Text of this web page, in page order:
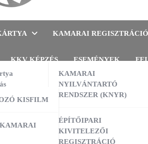
KAMARAI REGISZTRÁCIÓ
KAMARAI
NYILVÁNTARTÓ
RENDSZER (KNYR)
ÉPÍTŐIPARI
KIVITELEZŐI
REGISZTRÁCIÓ
KISFILM
KKV KÉPZÉS ESEMÉNYEK
Fórum